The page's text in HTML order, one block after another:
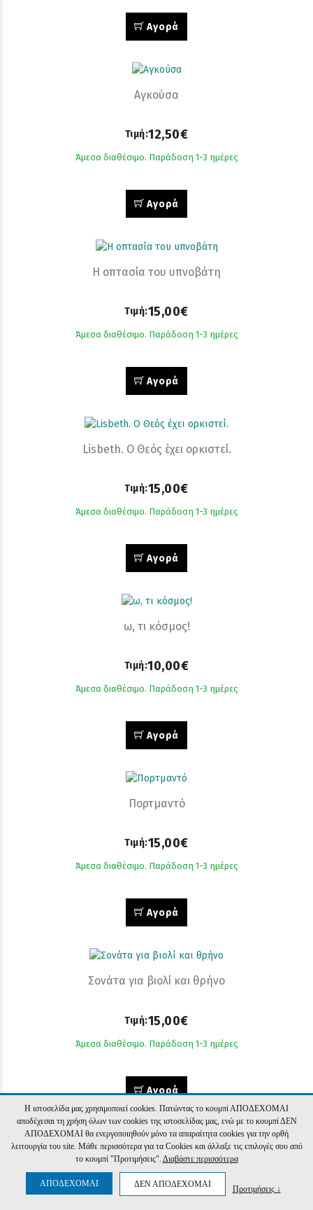
Αγορά
Αγκούσα
Τιμή:12,50€
Άμεσα διαθέσιμο. Παράδοση 1-3 ημέρες
Αγορά
Η οπτασία του υπνοβάτη
Τιμή:15,00€
Άμεσα διαθέσιμο. Παράδοση 1-3 ημέρες
Αγορά
Lisbeth. Ο Θεός έχει ορκιστεί.
Τιμή:15,00€
Άμεσα διαθέσιμο. Παράδοση 1-3 ημέρες
Αγορά
ω, τι κόσμος!
Τιμή:10,00€
Άμεσα διαθέσιμο. Παράδοση 1-3 ημέρες
Αγορά
Πορτμαντό
Τιμή:15,00€
Άμεσα διαθέσιμο. Παράδοση 1-3 ημέρες
Αγορά
Σονάτα για βιολί και θρήνο
Τιμή:15,00€
Άμεσα διαθέσιμο. Παράδοση 1-3 ημέρες
Αγορά
Οι αξέχαστοι φίλοι μου
Τιμή:14,00€
Η ιστοσελίδα μας χρησιμοποιεί cookies. Πατώντας το κουμπί ΑΠΟΔΕΧΟΜΑΙ
αποδέχεσαι τη χρήση όλων των cookies της ιστοσελίδας μας, ενώ με το κουμπί ΔΕΝ
ΑΠΟΔΕΧΟΜΑΙ θα ενεργοποιηθούν μόνο τα απαραίτητα cookies για την ορθή
λειτουργία του site. Μάθε περισσότερα για τα Cookies και άλλαξε τις επιλογές σου από
το κουμπί "Προτιμήσεις". Διαβάστε περισσότερα
ΑΠΟΔΕΧΟΜΑΙ ΔΕΝ ΑΠΟΔΕΧΟΜΑΙ Προτιμήσεις ↓